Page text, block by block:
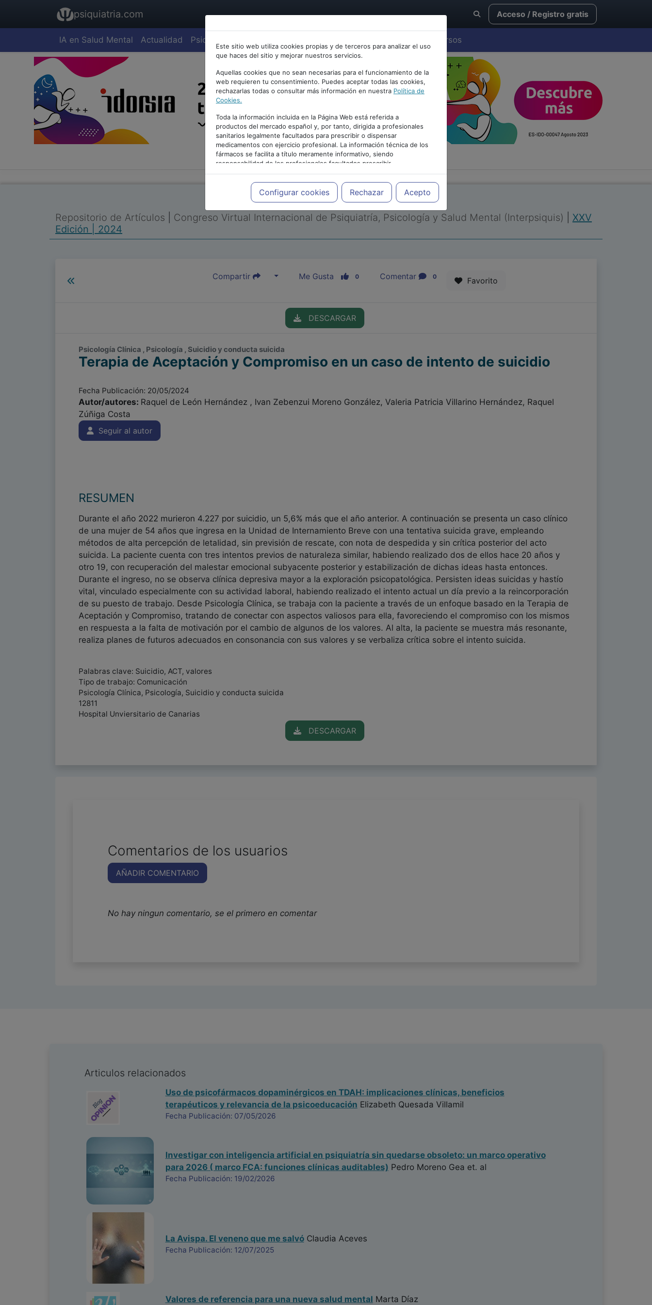
psiquiatria.com Acceso / Registro gratis
IA en Salud Mental Actualidad Psiquiatría Cursos
Este sitio web utiliza cookies propias y de terceros para analizar el uso
que haces del sitio y mejorar nuestros servicios.
Aquellas cookies que no sean necesarias para el funcionamiento de la
web requieren tu consentimiento. Puedes aceptar todas las cookies,
rechazarlas todas o consultar más información en nuestra Política de
Cookies.
Toda la información incluida en la Página Web está referida a
productos del mercado español y, por tanto, dirigida a profesionales
sanitarios legalmente facultados para prescribir o dispensar
medicamentos con ejercicio profesional. La información técnica de los
fármacos se facilita a título meramente informativo, siendo
responsabilidad de los profesionales facultados prescribir
medicamentos y decidir, en cada caso concreto, el tratamiento más
adecuado a las necesidades del paciente.
Configurar cookies Rechazar Acepto
PUBLICIDAD
Repositorio de Artículos Congreso Virtual Internacional de Psiquiatría, Psicología y Salud Mental (Interpsiquis)
XXV
Edición | 2024
Compartir Me Gusta 0 Comentar 0 Favorito
DESCARGAR
Psicología Clínica , Psicología , Suicidio y conducta suicida
Terapia de Aceptación y Compromiso en un caso de intento de suicidio
Fecha Publicación: 20/05/2024
Autor/autores: Raquel de León Hernández , Ivan Zebenzui Moreno González, Valeria Patricia Villarino Hernández, Raquel
Zúñiga Costa
Seguir al autor
RESUMEN
Durante el año 2022 murieron 4.227 por suicidio, un 5,6% más que el año anterior. A continuación se presenta un caso clínico
de una mujer de 54 años que ingresa en la Unidad de Internamiento Breve con una tentativa suicida grave, empleando
métodos de alta percepción de letalidad, sin previsión de rescate, con nota de despedida y sin crítica posterior del acto
suicida. La paciente cuenta con tres intentos previos de naturaleza similar, habiendo realizado dos de ellos hace 20 años y
otro 19, con recuperación del malestar emocional subyacente posterior y estabilización de dichas ideas hasta entonces.
Durante el ingreso, no se observa clínica depresiva mayor a la exploración psicopatológica. Persisten ideas suicidas y hastío
vital, vinculado especialmente con su actividad laboral, habiendo realizado el intento actual un día previo a la reincorporación
de su puesto de trabajo. Desde Psicología Clínica, se trabaja con la paciente a través de un enfoque basado en la Terapia de
Aceptación y Compromiso, tratando de conectar con aspectos valiosos para ella, favoreciendo el compromiso con los mismos
en respuesta a la falta de motivación por el cambio de algunos de los valores. Al alta, la paciente se muestra más resonante,
realiza planes de futuros adecuados en consonancia con sus valores y se verbaliza crítica sobre el intento suicida.
Palabras clave: Suicidio, ACT, valores
Tipo de trabajo: Comunicación
Psicología Clínica, Psicología, Suicidio y conducta suicida
12811
Hospital Unviersitario de Canarias
DESCARGAR
Comentarios de los usuarios
AÑADIR COMENTARIO
No hay ningun comentario, se el primero en comentar
Articulos relacionados
Uso de psicofármacos dopaminérgicos en TDAH: implicaciones clínicas, beneficios
terapéuticos y relevancia de la psicoeducación Elizabeth Quesada Villamil
Fecha Publicación: 07/05/2026
Investigar con inteligencia artificial en psiquiatría sin quedarse obsoleto: un marco operativo
para 2026 ( marco FCA: funciones clínicas auditables) Pedro Moreno Gea et. al
Fecha Publicación: 19/02/2026
La Avispa. El veneno que me salvóClaudia Aceves
Fecha Publicación: 12/07/2025
Valores de referencia para una nueva salud mental Marta Díaz